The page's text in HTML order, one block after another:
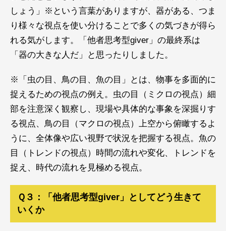
しょう」※という言葉がありますが、器がある、つま
り様々な視点を使い分けることで多くの気づきが得ら
れる気がします。「他者思考型giver」の最終系は
「器の大きな人だ」と思ったりしました。
※「虫の目、鳥の目、魚の目」とは、物事を多面的に
捉えるための視点の例え。虫の目（ミクロの視点）細
部を注意深く観察し、現場や具体的な事象を深掘りす
る視点、鳥の目（マクロの視点）上空から俯瞰するよ
うに、全体像や広い視野で状況を把握する視点。魚の
目（トレンドの視点）時間の流れや変化、トレンドを
捉え、時代の流れを見極める視点。
Ｑ３：「他者思考型giver」としてどう生きて
いくか